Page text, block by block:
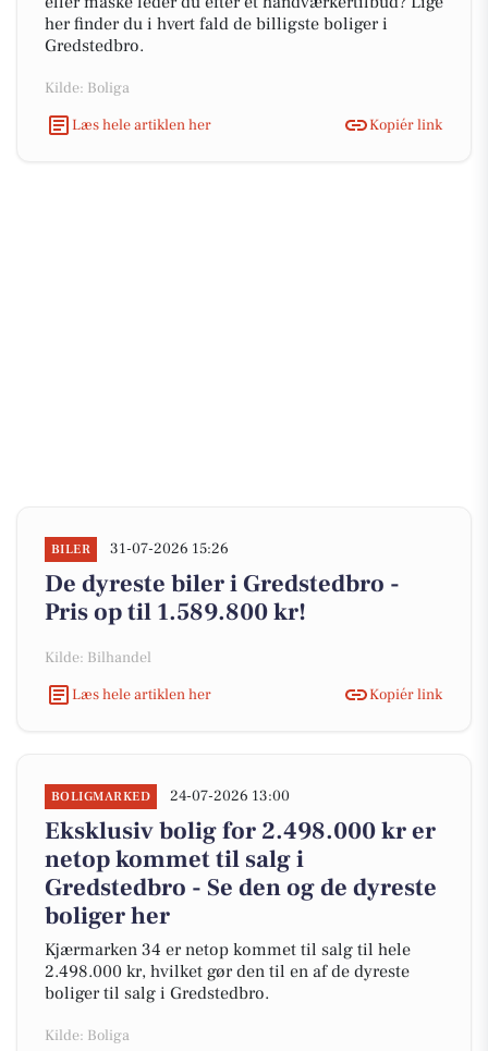
her finder du i hvert fald de billigste boliger i
Gredstedbro.
Kilde: Boliga
Læs hele artiklen her
Kopiér link
BILER 31-07-2026 15:26
De dyreste biler i Gredstedbro -
Pris op til 1.589.800 kr!
Kilde: Bilhandel
Læs hele artiklen her
Kopiér link
BOLIGMARKED 24-07-2026 13:00
Eksklusiv bolig for 2.498.000 kr er
netop kommet til salg i
Gredstedbro - Se den og de dyreste
boliger her
Kjærmarken 34 er netop kommet til salg til hele
2.498.000 kr, hvilket gør den til en af de dyreste
boliger til salg i Gredstedbro.
Kilde: Boliga